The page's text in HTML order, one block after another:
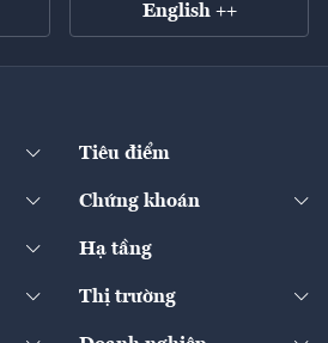
English ++
Tiêu điểm
Chứng khoán
Doanh nghiệp niêm yết
Hạ tầng
Thị trường